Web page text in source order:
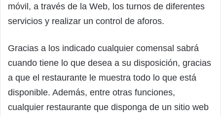
móvil, a través de la Web, los turnos de diferentes
servicios y realizar un control de aforos.
Gracias a los indicado cualquier comensal sabrá
cuando tiene lo que desea a su disposición, gracias
a que el restaurante le muestra todo lo que está
disponible. Además, entre otras funciones,
cualquier restaurante que disponga de un sitio web